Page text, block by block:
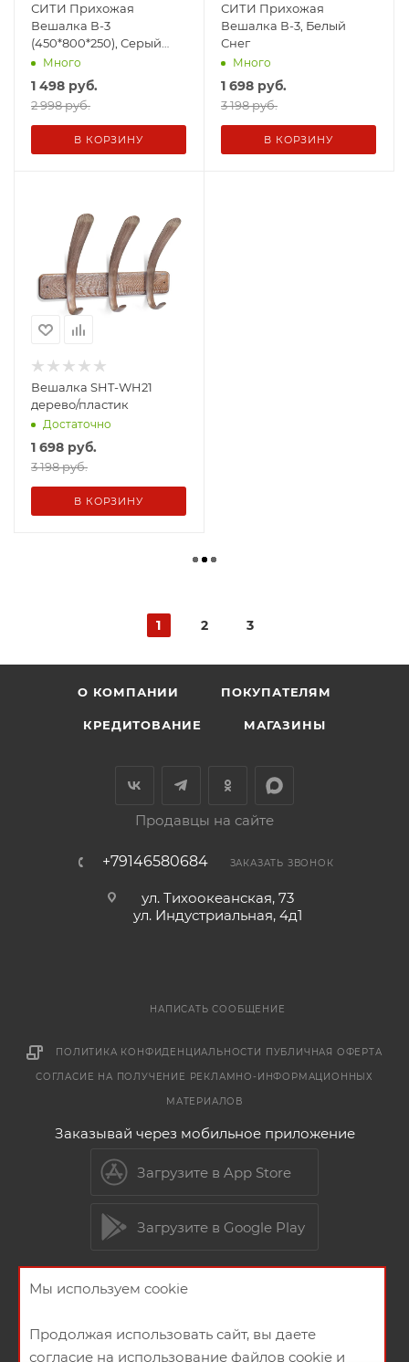
СИТИ Прихожая
Вешалка В-3
(450*800*250), Серый
Графит/корпус Дуб
Крафт Золотой
Много
1 498 руб.
2 998 руб.
В КОРЗИНУ
СИТИ Прихожая
Вешалка В-3, Белый
Снег
Много
1 698 руб.
3 198 руб.
В КОРЗИНУ
Вешалка SHT-WH21
дерево/пластик
Достаточно
1 698 руб.
3 198 руб.
В КОРЗИНУ
1 2 3
О КОМПАНИИ ПОКУПАТЕЛЯМ
КРЕДИТОВАНИЕ МАГАЗИНЫ
Продавцы на сайте
+79146580684 ЗАКАЗАТЬ ЗВОНОК
ул. Тихоокеанская, 73
ул. Индустриальная, 4д1
НАПИСАТЬ СООБЩЕНИЕ
ПОЛИТИКА КОНФИДЕНЦИАЛЬНОСТИ ПУБЛИЧНАЯ ОФЕРТА
СОГЛАСИЕ НА ПОЛУЧЕНИЕ РЕКЛАМНО-ИНФОРМАЦИОННЫХ
МАТЕРИАЛОВ
Заказывай через мобильное приложение
Загрузите в App Store
Загрузите в Google Play
Мы используем cookie
Продолжая использовать сайт, вы даете
согласие на использование файлов cookie и